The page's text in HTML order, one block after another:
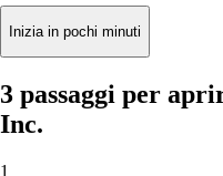
Inizia in pochi minuti
3 passaggi per
Inc.
1